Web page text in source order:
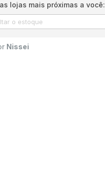
lojas mais próximas a você:
Nissei